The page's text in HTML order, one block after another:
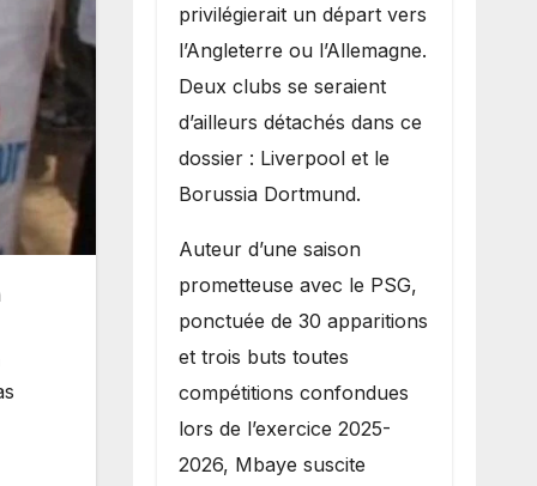
privilégierait un départ vers
l’Angleterre ou l’Allemagne.
Deux clubs se seraient
d’ailleurs détachés dans ce
dossier : Liverpool et le
Borussia Dortmund.
Auteur d’une saison
prometteuse avec le PSG,
ponctuée de 30 apparitions
et trois buts toutes
compétitions confondues
lors de l’exercice 2025-
2026, Mbaye suscite